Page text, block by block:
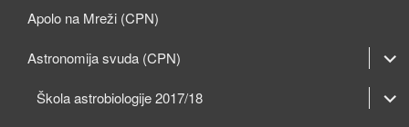
Apolo na Mreži (CPN)
Astronomija svuda (CPN)
menu
Škola astrobiologije 2017/18